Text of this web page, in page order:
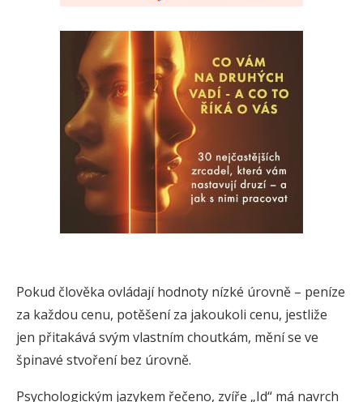
Pokud člověka ovládají hodnoty nízké úrovně – peníze
za každou cenu, potěšení za jakoukoli cenu, jestliže
jen přitakává svým vlastním choutkám, mění se ve
špinavé stvoření bez úrovně.
Psychologickým jazykem řečeno, zvíře „Id“ má navrch